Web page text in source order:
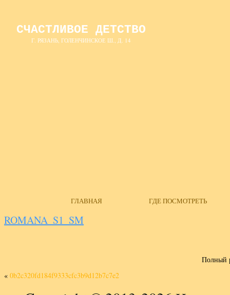
СЧАСТЛИВОЕ ДЕТСТВО
Г. РЯЗАНЬ, ГОЛЕНЧИНСКОЕ Ш., Д. 14
ГЛАВНАЯ ГДЕ ПОСМОТРЕТЬ
ROMANA_S1_SM
Полный
« 0b2c320fd184f9333cfc3b9d12b7c7e2